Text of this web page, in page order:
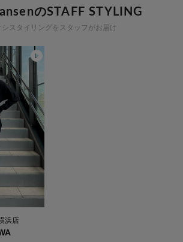
のSTAFF STYLING
シスタイリングをスタッフがお届け
浜店